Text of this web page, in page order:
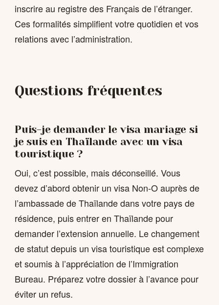
inscrire au registre des Français de l’étranger.
Ces formalités simplifient votre quotidien et vos
relations avec l’administration.
Questions fréquentes
Puis-je demander le visa mariage si
je suis en Thaïlande avec un visa
touristique ?
Oui, c’est possible, mais déconseillé. Vous
devez d’abord obtenir un visa Non-O auprès de
l’ambassade de Thaïlande dans votre pays de
résidence, puis entrer en Thaïlande pour
demander l’extension annuelle. Le changement
de statut depuis un visa touristique est complexe
et soumis à l’appréciation de l’Immigration
Bureau. Préparez votre dossier à l’avance pour
éviter un refus.